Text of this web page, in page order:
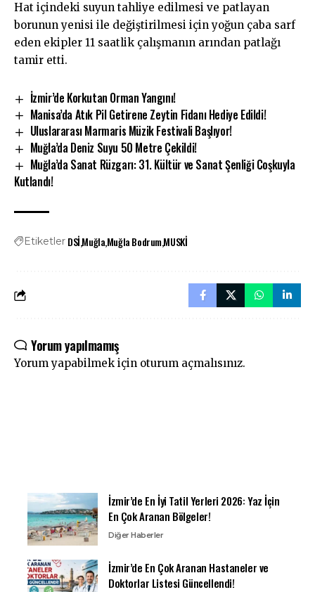
Hat içindeki suyun tahliye edilmesi ve patlayan
borunun yenisi ile değiştirilmesi için yoğun çaba sarf
eden ekipler 11 saatlik çalışmanın arından patlağı
tamir etti.
İzmir’de Korkutan Orman Yangını!
Manisa’da Atık Pil Getirene Zeytin Fidanı Hediye Edildi!
Uluslararası Marmaris Müzik Festivali Başlıyor!
Muğla’da Deniz Suyu 50 Metre Çekildi!
Muğla’da Sanat Rüzgarı: 31. Kültür ve Sanat Şenliği Coşkuyla
Kutlandı!
Etiketler DSİMuğlaMuğla BodrumMUSKİ
Yorum yapılmamış
Yorum yapabilmek için oturum açmalısınız.
İzmir’de En İyi Tatil Yerleri 2026: Yaz İçin
En Çok Aranan Bölgeler!
Diğer Haberler
İzmir’de En Çok Aranan Hastaneler ve
Doktorlar Listesi Güncellendi!